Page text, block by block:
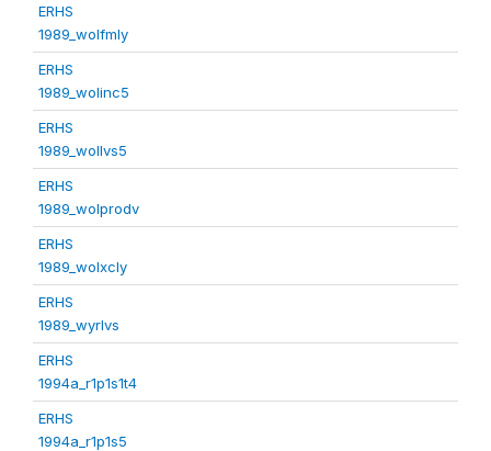
ERHS
1989_wolfmly
ERHS
1989_wolinc5
ERHS
1989_wollvs5
ERHS
1989_wolprodv
ERHS
1989_wolxcly
ERHS
1989_wyrlvs
ERHS
1994a_r1p1s1t4
ERHS
1994a_r1p1s5